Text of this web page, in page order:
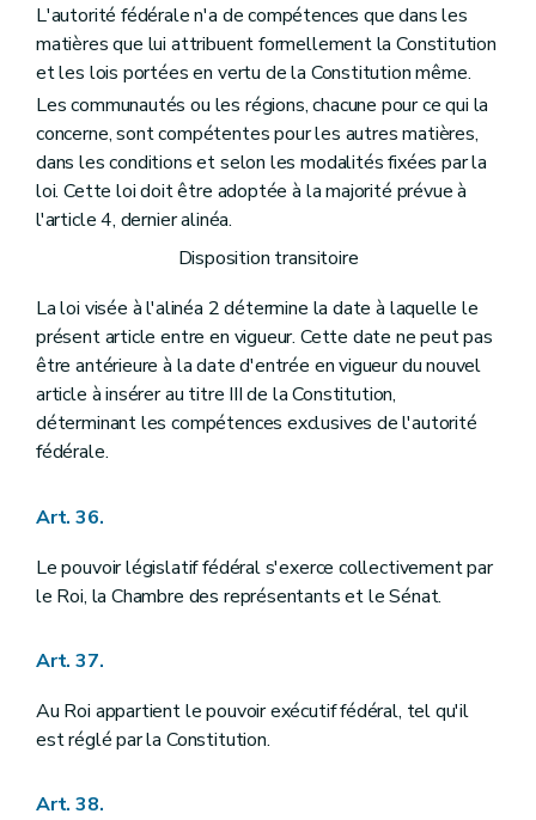
L'autorité fédérale n'a de compétences que dans les
matières que lui attribuent formellement la Constitution
et les lois portées en vertu de la Constitution même.
Les communautés ou les régions, chacune pour ce qui la
concerne, sont compétentes pour les autres matières,
dans les conditions et selon les modalités fixées par la
loi. Cette loi doit être adoptée à la majorité prévue à
l'article 4, dernier alinéa.
Disposition transitoire
La loi visée à l'alinéa 2 détermine la date à laquelle le
présent article entre en vigueur. Cette date ne peut pas
être antérieure à la date d'entrée en vigueur du nouvel
article à insérer au titre III de la Constitution,
déterminant les compétences exclusives de l'autorité
fédérale.
Art. 36.
Le pouvoir législatif fédéral s'exerce collectivement par
le Roi, la Chambre des représentants et le Sénat.
Art. 37.
Au Roi appartient le pouvoir exécutif fédéral, tel qu'il
est réglé par la Constitution.
Art. 38.